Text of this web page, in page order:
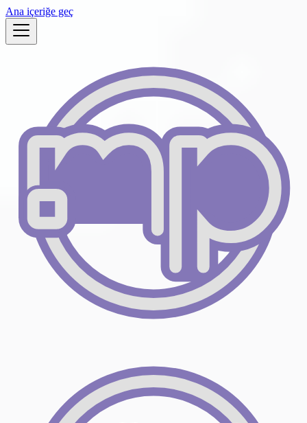
Ana içeriğe geç